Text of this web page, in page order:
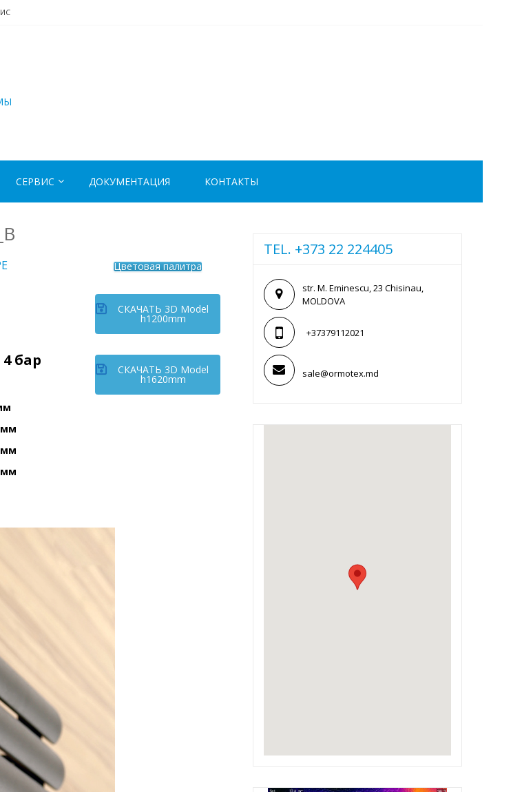
СЕРВИС ДОКУМЕНТАЦИЯ КОНТАКТЫ
бар
мм
мм
мм
Цветовая палитра
СКАЧАТЬ 3D Model
h1200mm
СКАЧАТЬ 3D Model
h1620mm
TEL. +373 22 224405
str. M. Eminescu, 23 Chisinau,
MOLDOVA
+37379112021
sale@ormotex.md